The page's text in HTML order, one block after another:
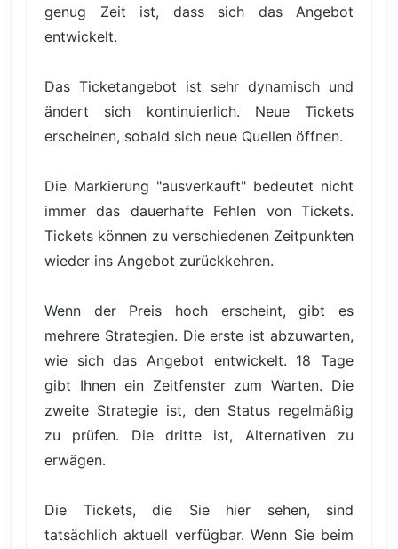
genug Zeit ist, dass sich das Angebot
entwickelt.
Das Ticketangebot ist sehr dynamisch und
ändert sich kontinuierlich. Neue Tickets
erscheinen, sobald sich neue Quellen öffnen.
Die Markierung "ausverkauft" bedeutet nicht
immer das dauerhafte Fehlen von Tickets.
Tickets können zu verschiedenen Zeitpunkten
wieder ins Angebot zurückkehren.
Wenn der Preis hoch erscheint, gibt es
mehrere Strategien. Die erste ist abzuwarten,
wie sich das Angebot entwickelt. 18 Tage
gibt Ihnen ein Zeitfenster zum Warten. Die
zweite Strategie ist, den Status regelmäßig
zu prüfen. Die dritte ist, Alternativen zu
erwägen.
Die Tickets, die Sie hier sehen, sind
tatsächlich aktuell verfügbar. Wenn Sie beim